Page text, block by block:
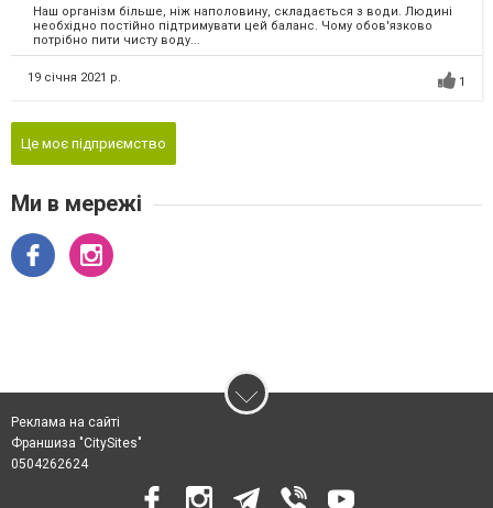
Наш організм більше, ніж наполовину, складається з води. Людині
необхідно постійно підтримувати цей баланс. Чому обов'язково
потрібно пити чисту воду...
19 січня 2021 р. 1
Це моє підприємство
Ми в мережі
Реклама на сайті
Франшиза "CitySites"
0504262624